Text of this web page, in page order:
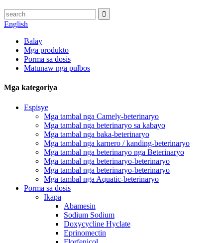
English
Balay
Mga produkto
Porma sa dosis
Matunaw nga pulbos
Mga kategoriya
Espisye
Mga tambal nga Camely-beterinaryo
Mga tambal nga beterinaryo sa kabayo
Mga tambal nga baka-beterinaryo
Mga tambal nga karnero / kanding-beterinaryo
Mga tambal nga beterinaryo nga Beterinaryo
Mga tambal nga beterinaryo-beterinaryo
Mga tambal nga beterinaryo-beterinaryo
Mga tambal nga Aquatic-beterinaryo
Porma sa dosis
Ikapa
Abamesin
Sodium Sodium
Doxycycline Hyclate
Eprinomectin